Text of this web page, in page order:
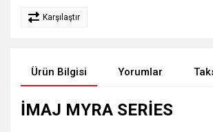
Karşılaştır
Ürün Bilgisi Yorumlar
İMAJ MYRA SERİES